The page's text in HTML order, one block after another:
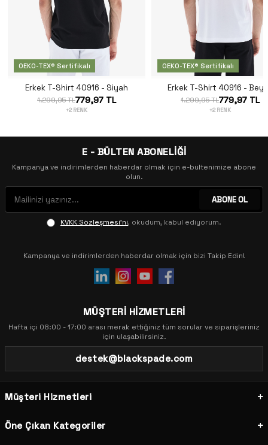
OEKO-TEX® Sertifikalı
Erkek T-Shirt 40916 - Siyah
1.299,95 TL779,97 TL
+2 RENK
OEKO-TEX® Sertifikalı
Erkek T-Shirt 40916 -
1.299,95 TL779,97 TL
+2 RENK
E - BÜLTEN ABONELİĞİ
Kampanya ve indirimlerden haberdar olmak için e-bültenimize abone
olun.
ABONE OL
KVKK Sözleşmesi'ni, okudum, kabul ediyorum.
Kampanya ve indirimlerden haberdar olmak için bizi Takip Edin!
MÜŞTERİ HİZMETLERİ
Hafta içi 08:00 - 17:00 arası merak ettiğiniz tüm sorular ve siparişleriniz
için ulaşabilirsiniz.
destek@blackspade.com
Müşteri Hizmetleri
Öne Çıkan Kategoriler